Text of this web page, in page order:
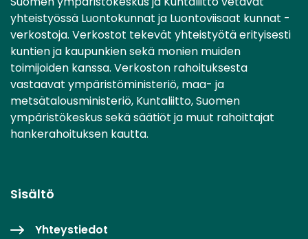
yhteistyössä Luontokunnat ja Luontoviisaat kunnat -
verkostoja. Verkostot tekevät yhteistyötä erityisesti
kuntien ja kaupunkien sekä monien muiden
toimijoiden kanssa. Verkoston rahoituksesta
vastaavat ympäristöministeriö, maa- ja
metsätalousministeriö, Kuntaliitto, Suomen
ympäristökeskus sekä säätiöt ja muut rahoittajat
hankerahoituksen kautta.
Sisältö
Yhteystiedot